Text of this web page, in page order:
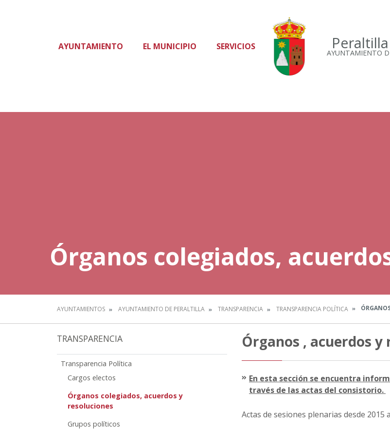
Peraltilla
AYUNTAMIENTO
AYUNTAMIENTO EL MUNICIPIO SERVICIOS
Órganos colegiados,
AYUNTAMIENTOS AYUNTAMIENTO DE PERALTILLA TRANSPARENCIA TRANSPARENCIA POLÍTICA
TRANSPARENCIA
Transparencia Política
Cargos electos
Órganos colegiados, acuerdos y
resoluciones
Grupos políticos
Órganos , acuerdos y
En esta sección se encuentra
través de las actas del consistorio.
Actas de sesiones plenarias desde 2015